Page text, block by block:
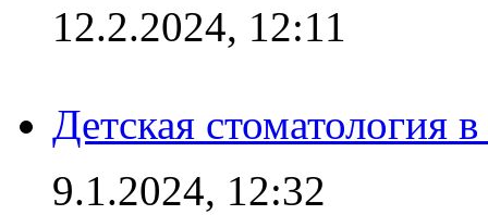
12.2.2024, 12:11
Детская стоматология
9.1.2024, 12:32